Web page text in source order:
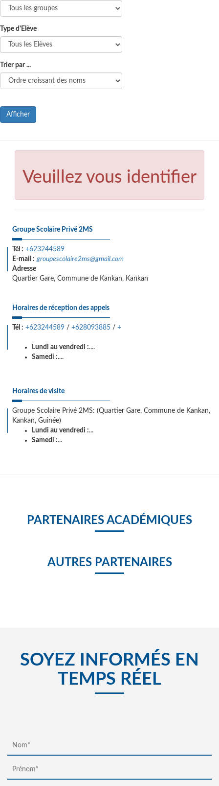
Type d'Elève
Trier par ...
Afficher
Veuillez vous identifier
Groupe Scolaire Privé 2MS
Tél : +623244589
E-mail : groupescolaire2ms@gmail.com
Adresse
Quartier Gare, Commune de Kankan, Kankan
Horaires de réception des appels
Tél : +623244589 / +628093885 / +
Lundi au vendredi :....
Samedi :....
Horaires de visite
Groupe Scolaire Privé 2MS: (Quartier Gare, Commune de Kankan,
Kankan, Guinée)
Lundi au vendredi :...
Samedi :...
PARTENAIRES ACADÉMIQUES
AUTRES PARTENAIRES
SOYEZ INFORMÉS EN
TEMPS RÉEL